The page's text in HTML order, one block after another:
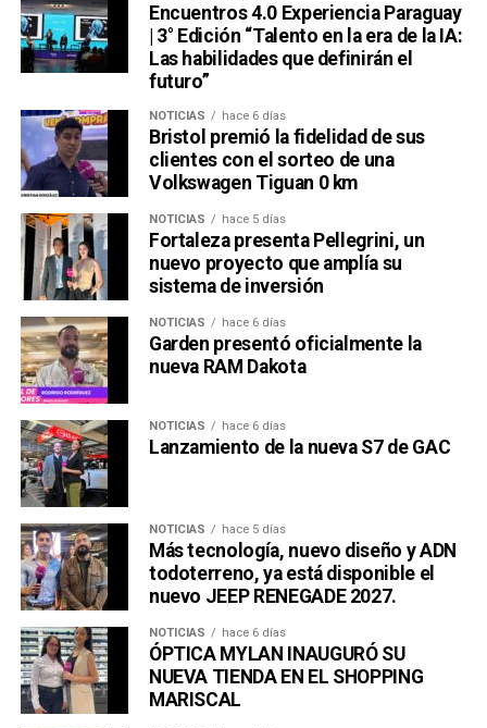
Encuentros 4.0 Experiencia Paraguay
| 3° Edición “Talento en la era de la IA:
Las habilidades que definirán el
futuro”
NOTICIAS hace 6 días
Bristol premió la fidelidad de sus
clientes con el sorteo de una
Volkswagen Tiguan 0 km
NOTICIAS hace 5 días
Fortaleza presenta Pellegrini, un
nuevo proyecto que amplía su
sistema de inversión
NOTICIAS hace 6 días
Garden presentó oficialmente la
nueva RAM Dakota
NOTICIAS hace 6 días
Lanzamiento de la nueva S7 de GAC
NOTICIAS hace 5 días
Más tecnología, nuevo diseño y ADN
todoterreno, ya está disponible el
nuevo JEEP RENEGADE 2027.
NOTICIAS hace 6 días
ÓPTICA MYLAN INAUGURÓ SU
NUEVA TIENDA EN EL SHOPPING
MARISCAL